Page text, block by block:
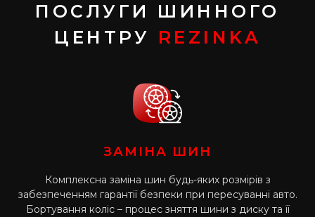
ПОСЛУГИ ШИННОГО
ЦЕНТРУ REZINKA
ЗАМІНА ШИН
Комплексна заміна шин будь-яких розмірів з
забезпеченням гарантії безпеки при пересуванні авто.
Бортування коліс – процес зняття шини з диску та її